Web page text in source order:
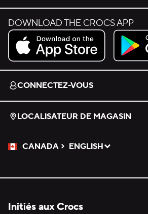
DOWNLOAD THE CROCS APP
Download on the App Store.
Get it on
CONNECTEZ-VOUS
LOCALISATEUR DE MAGASIN
CANADA
Veuillez sélectionner une langue
ENGLISH
Sélectionné
Initiés aux Crocs